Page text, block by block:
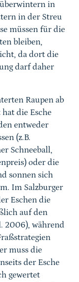
in
in der Streu
müssen für die
bleiben,
da dort die
darf daher
Raupen ab
die Esche
entweder
(z.B.
Schneeball,
oder die
sonnen sich
Im Salzburger
Eschen die
auf den
2006), während
muss die
der Esche
gewertet